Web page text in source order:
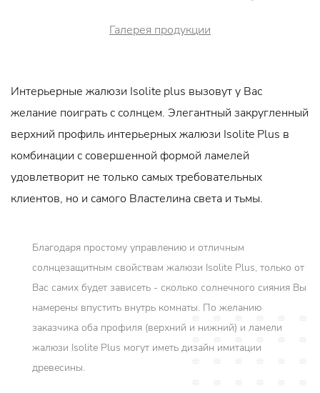
Галерея продукции
Интерьерные жалюзи Isolite plus вызовут у Вас
желание поиграть с солнцем. Элегантный закругленный
верхний профиль интерьерных жалюзи Isolite Plus в
комбинации с совершенной формой ламелей
удовлетворит не только самых требовательных
клиентов, но и самого Властелина света и тьмы.
Благодаря простому управлению и отличным
солнцезащитным свойствам жалюзи Isolite Plus, только от
Вас самих будет зависеть - сколько солнечного сияния Вы
намерены впустить внутрь комнаты. По желанию
заказчика оба профиля (верхний и нижний) и ламели
жалюзи Isolite Plus могут иметь дизайн имитации
древесины.